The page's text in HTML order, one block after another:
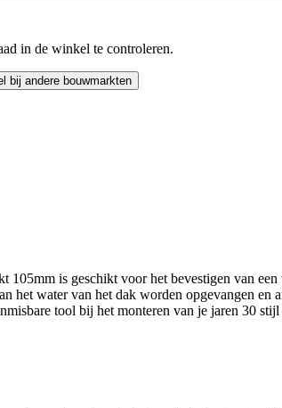
in de winkel te controleren.
bij andere bouwmarkten
105mm is geschikt voor het bevestigen van
het water van het dak worden opgevangen
tool bij het monteren van je jaren 30 stijl